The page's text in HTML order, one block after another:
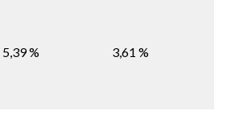
5,39 % 3,61 %